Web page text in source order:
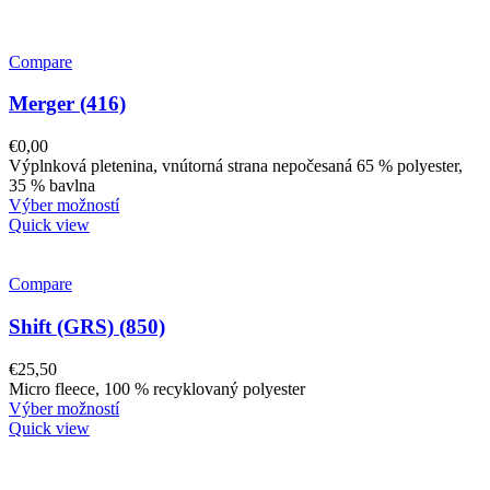
Compare
Merger (416)
€0,00
Výplnková pletenina, vnútorná strana nepočesaná 65 % polyester,
35 % bavlna
Výber možností
Quick view
Compare
Shift (GRS) (850)
€25,50
Micro fleece, 100 % recyklovaný polyester
Výber možností
Quick view